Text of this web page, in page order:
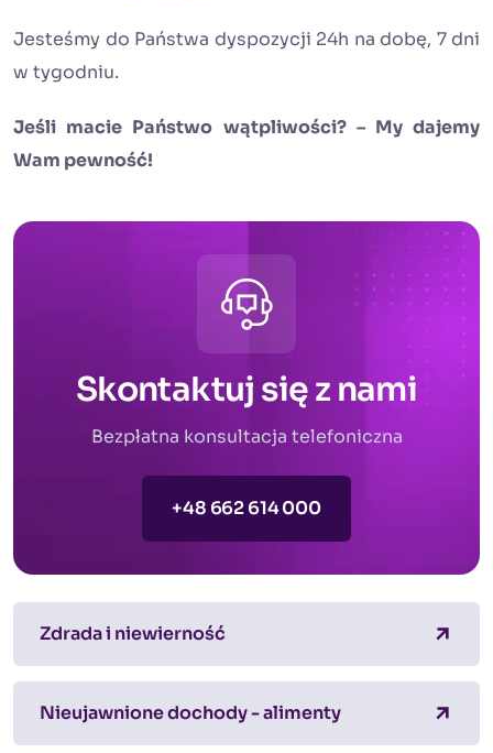
Jesteśmy do Państwa dyspozycji 24h na dobę, 7 dni
w tygodniu.
Jeśli macie Państwo wątpliwości? – My dajemy
Wam pewność!
Skontaktuj się z nami
Bezpłatna konsultacja telefoniczna
+48 662 614 000
Zdrada i niewierność
Nieujawnione dochody - alimenty